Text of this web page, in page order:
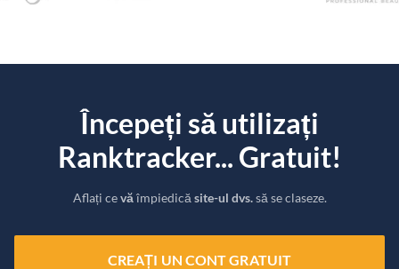
Începeți să utilizați
Ranktracker... Gratuit!
Aflați cevăîmpiedică site-ul dvs.să se claseze.
CREAȚI UN CONT GRATUIT